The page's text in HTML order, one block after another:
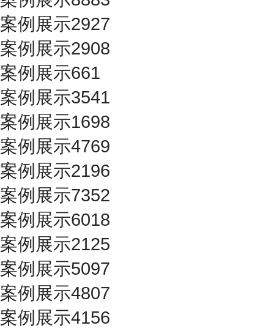
案例展示2927
案例展示2908
案例展示661
案例展示3541
案例展示1698
案例展示4769
案例展示2196
案例展示7352
案例展示6018
案例展示2125
案例展示5097
案例展示4807
案例展示4156